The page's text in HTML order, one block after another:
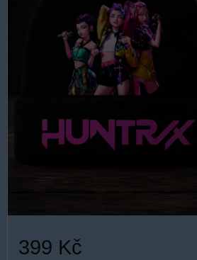
399 Kč